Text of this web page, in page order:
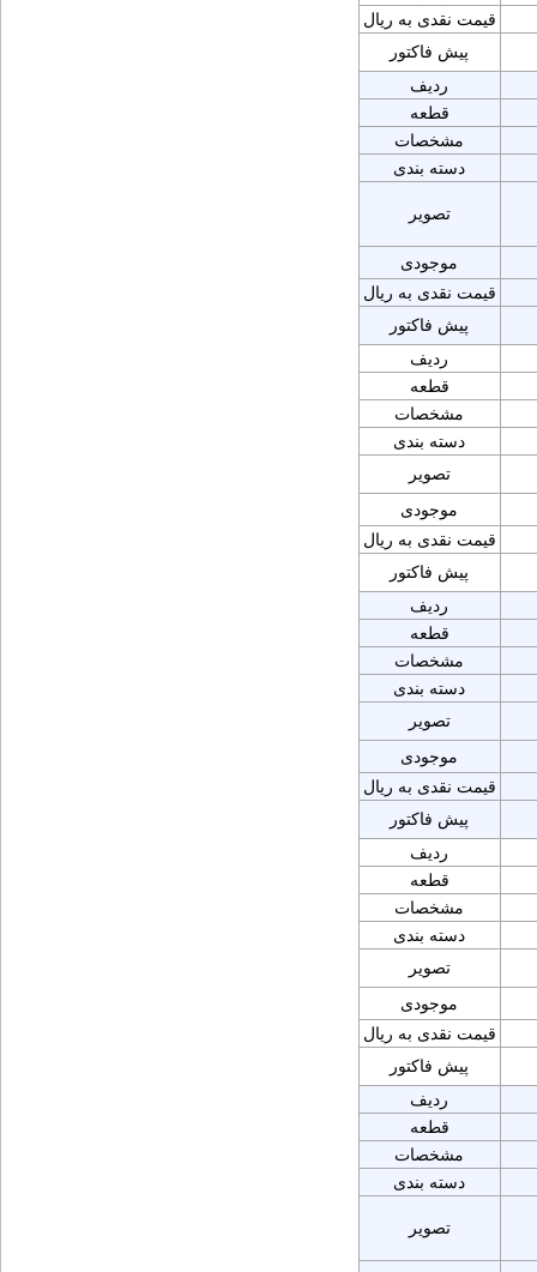
قیمت نقدی به ریال
پیش فاکتور
ردیف
قطعه
مشخصات
دسته بندی
تصویر
موجودی
قیمت نقدی به ریال
پیش فاکتور
ردیف
قطعه
مشخصات
دسته بندی
تصویر
موجودی
قیمت نقدی به ریال
پیش فاکتور
ردیف
قطعه
مشخصات
دسته بندی
تصویر
موجودی
قیمت نقدی به ریال
پیش فاکتور
ردیف
قطعه
مشخصات
دسته بندی
تصویر
موجودی
قیمت نقدی به ریال
پیش فاکتور
ردیف
قطعه
مشخصات
دسته بندی
تصویر